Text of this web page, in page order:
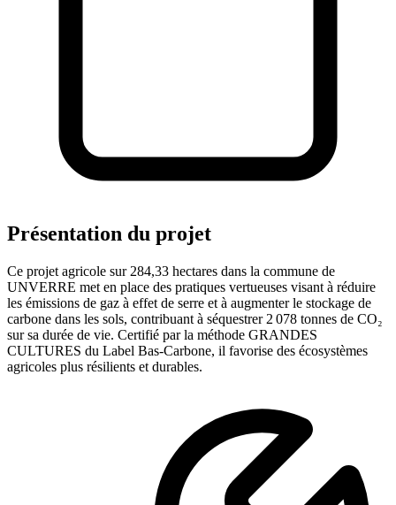
Présentation du projet
Ce projet agricole sur 284,33 hectares dans la commune de
UNVERRE met en place des pratiques vertueuses visant à réduire
les émissions de gaz à effet de serre et à augmenter le stockage de
carbone dans les sols, contribuant à séquestrer 2 078 tonnes de CO₂
sur sa durée de vie. Certifié par la méthode GRANDES
CULTURES du Label Bas-Carbone, il favorise des écosystèmes
agricoles plus résilients et durables.